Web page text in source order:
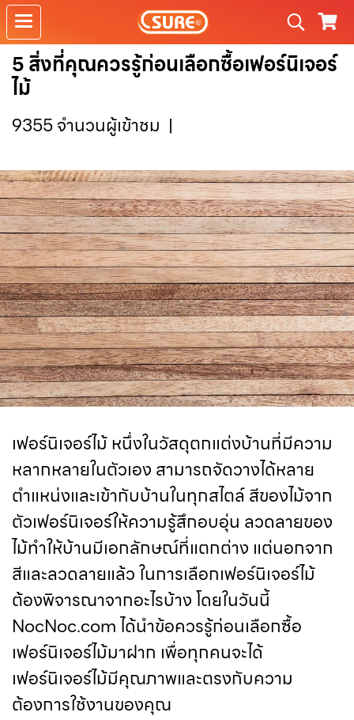
5 สิ่งที่คุณควรรู้ก่อนเลือกซื้อเฟอร์นิเจอร์
ไม้
9355 จำนวนผู้เข้าชม |
เฟอร์นิเจอร์ไม้ หนึ่งในวัสดุตกแต่งบ้านที่มีความ
หลากหลายในตัวเอง สามารถจัดวางได้หลาย
ตำแหน่งและเข้ากับบ้านในทุกสไตล์ สีของไม้จาก
ตัวเฟอร์นิเจอร์ให้ความรู้สึกอบอุ่น ลวดลายของ
ไม้ทำให้บ้านมีเอกลักษณ์ที่แตกต่าง แต่นอกจาก
สีและลวดลายแล้ว ในการเลือกเฟอร์นิเจอร์ไม้
ต้องพิจารณาจากอะไรบ้าง โดยในวันนี้
NocNoc.com ได้นำข้อควรรู้ก่อนเลือกซื้อ
เฟอร์นิเจอร์ไม้มาฝาก เพื่อทุกคนจะได้
เฟอร์นิเจอร์ไม้มีคุณภาพและตรงกับความ
ต้องการใช้งานของคุณ